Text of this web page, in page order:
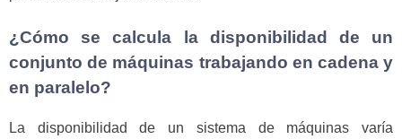
¿Cómo se calcula la disponibilidad de un
conjunto de máquinas trabajando en cadena y
en paralelo?
La disponibilidad de un sistema de máquinas varía